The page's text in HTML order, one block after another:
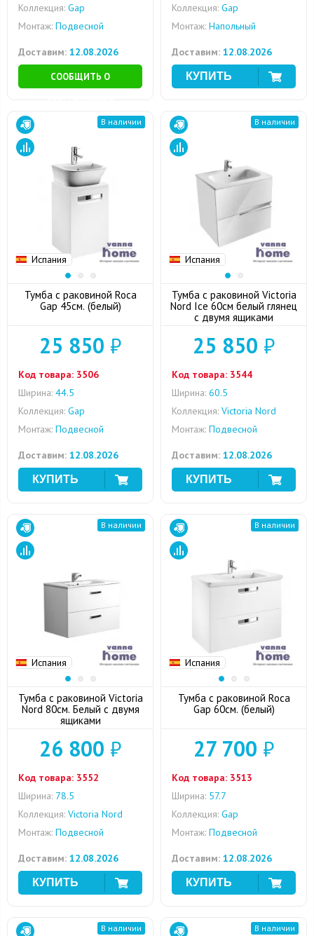
Коллекция: Gap
Монтаж: Подвесной
Доставим: 12.08.2026
СООБЩИТЬ О
Коллекция: Gap
Монтаж: Напольный
Доставим: 12.08.2026
Испания
В наличии
Тумба с раковиной Roca
Gap 45см. (белый)
25 850 ₽
Код товара: 3506
Ширина: 44.5
Коллекция: Gap
Монтаж: Подвесной
Доставим: 12.08.2026
Испания
В наличии
Тумба с раковиной Victoria
Nord Ice 60см белый глянец
с двумя ящиками
25 850 ₽
Код товара: 3544
Ширина: 60.5
Коллекция: Victoria Nord
Монтаж: Подвесной
Доставим: 12.08.2026
Испания
В наличии
Тумба с раковиной Victoria
Nord 80см. Белый с двумя
ящиками
26 800 ₽
Код товара: 3552
Ширина: 78.5
Коллекция: Victoria Nord
Монтаж: Подвесной
Доставим: 12.08.2026
Испания
В наличии
Тумба с раковиной Roca
Gap 60см. (белый)
27 700 ₽
Код товара: 3513
Ширина: 57.7
Коллекция: Gap
Монтаж: Подвесной
Доставим: 12.08.2026
В наличии В наличии